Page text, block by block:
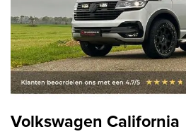
Volkswagen California